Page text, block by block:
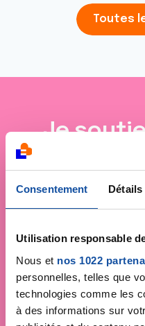
Consentement Détails
Utilisation responsable
Nous et nos 1022
personnelles, telles que
technologies comme les
à des informations sur
Toutes
Je